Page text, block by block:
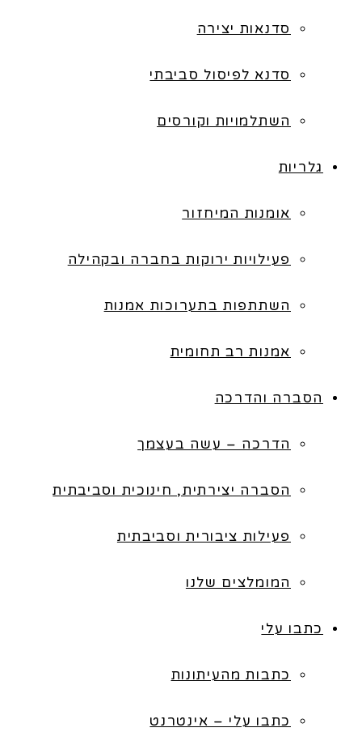
סדנאות יצירה
סדנא לפיסול סביבתי
השתלמויות וקורסים
גלריות
אומנות המיחזור
פעילויות ירוקות בחברה ובקהילה
השתתפות בתערוכות אמנות
אמנות רב תחומית
הסברה והדרכה
הדרכה – עשה בעצמך
הסברה יצירתית, חינוכית וסביבתית
פעילות ציבורית וסביבתית
המומלצים שלנו
כתבו עלי
כתבות מהעיתונות
כתבו עלי – אינטרנט